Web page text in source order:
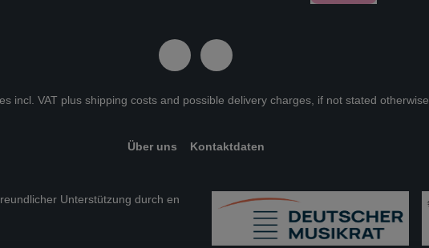
incl. VAT plus shipping costs and possible delivery charges, if not stated otherwise.
Über uns Kontaktdaten
Unterstützung durch en